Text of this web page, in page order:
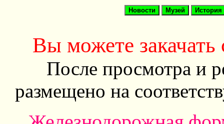
Вы можете
После просмотра и
размещено на